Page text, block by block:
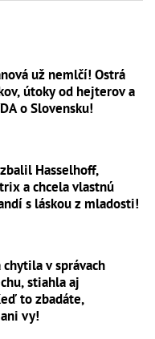
už nemlčí! Ostrá
útoky od hejterov a
o Slovensku!
Hasselhoff,
a chcela vlastnú
s láskou z mladosti!
chytila v správach
stiahla aj
to zbadáte,
vy!